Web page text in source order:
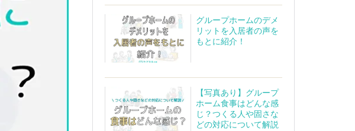
グループホームのデメ
リットを入居者の声を
もとに紹介！
【写真あり】グループ
ホーム食事はどんな感
じ？つくる人や固さな
どの対応について解説